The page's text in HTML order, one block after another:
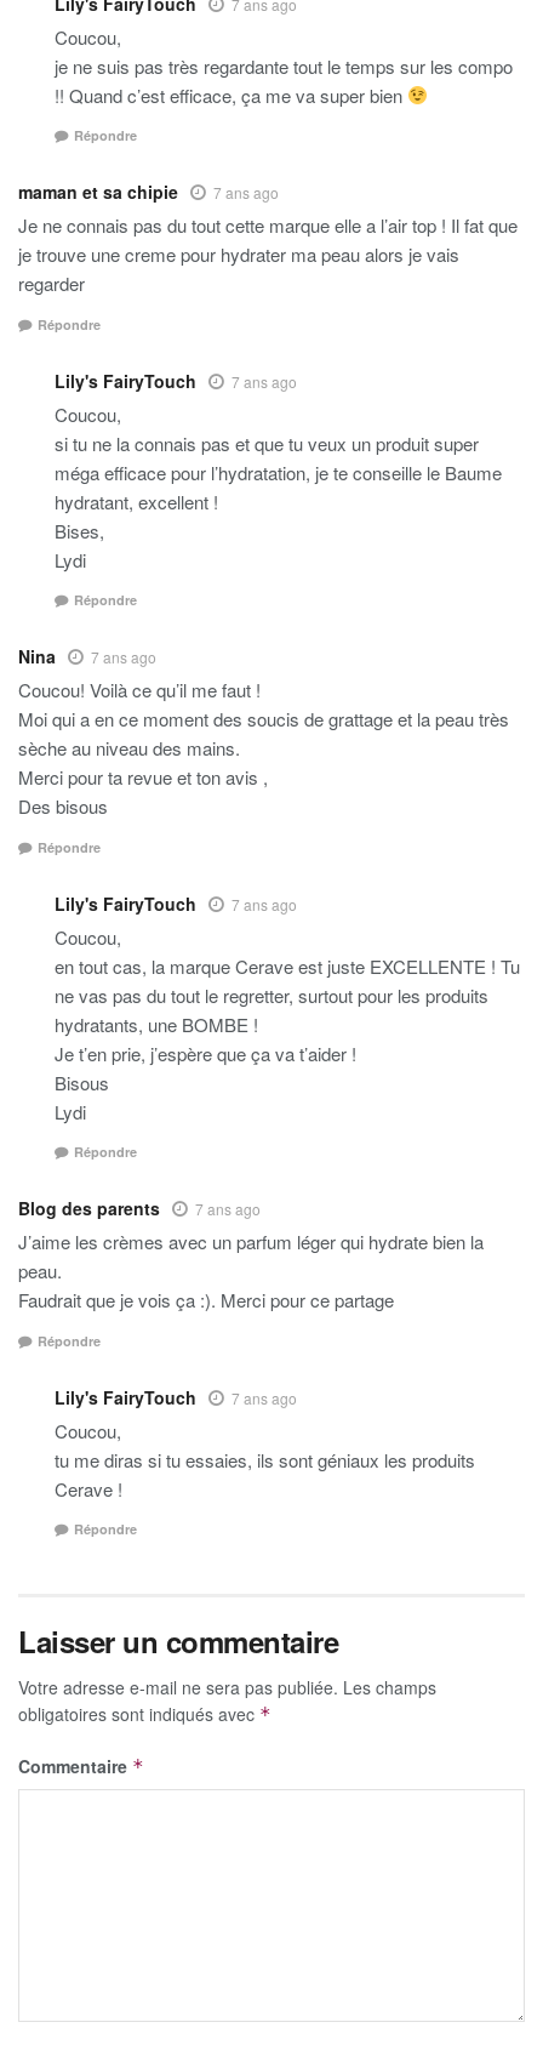
Coucou,
je ne suis pas très regardante tout le temps sur les compo
!! Quand c’est efficace, ça me va super bien
Répondre
maman et sa chipie 7 ans ago
Je ne connais pas du tout cette marque elle a l’air top ! Il fat que
je trouve une creme pour hydrater ma peau alors je vais
regarder
Répondre
Lily's FairyTouch 7 ans ago
Coucou,
si tu ne la connais pas et que tu veux un produit super
méga efficace pour l’hydratation, je te conseille le Baume
hydratant, excellent !
Bises,
Lydi
Répondre
Nina 7 ans ago
Coucou! Voilà ce qu’il me faut !
Moi qui a en ce moment des soucis de grattage et la peau très
sèche au niveau des mains.
Merci pour ta revue et ton avis ,
Des bisous
Répondre
Lily's FairyTouch 7 ans ago
Coucou,
en tout cas, la marque Cerave est juste EXCELLENTE ! Tu
ne vas pas du tout le regretter, surtout pour les produits
hydratants, une BOMBE !
Je t’en prie, j’espère que ça va t’aider !
Bisous
Lydi
Répondre
Blog des parents 7 ans ago
J’aime les crèmes avec un parfum léger qui hydrate bien la
peau.
Faudrait que je vois ça :). Merci pour ce partage
Répondre
Lily's FairyTouch 7 ans ago
Coucou,
tu me diras si tu essaies, ils sont géniaux les produits
Cerave !
Répondre
Laisser un commentaire
Votre adresse e-mail ne sera pas publiée. Les champs
obligatoires sont indiqués avec *
Commentaire *